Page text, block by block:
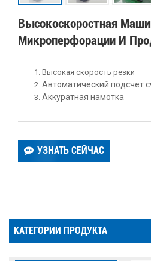
Высокоскоростная
Микроперфорации И
Высокая скорость резки
Автоматический подсчет
Аккуратная намотка
УЗНАТЬ СЕЙЧАС
КАТЕГОРИИ ПРОДУКТА